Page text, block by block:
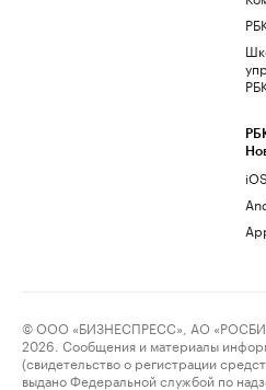
iOS
© ООО «БИЗНЕСПРЕСС», АО
2026. Сообщения и материалы
(свидетельство о регистрации
выдано Федеральной службой по